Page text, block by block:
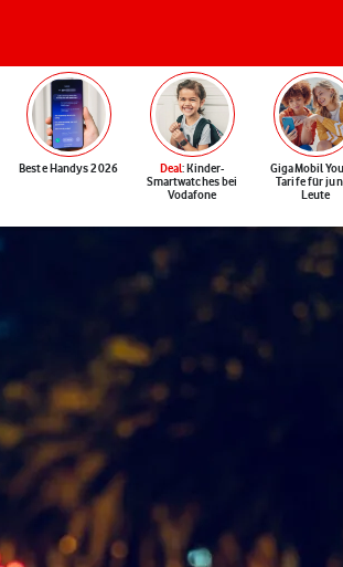
Beste Handys 2026 Deal: Kinder-
Smartwatches bei
Vodafone
GigaMobil
Tarife für
Leute